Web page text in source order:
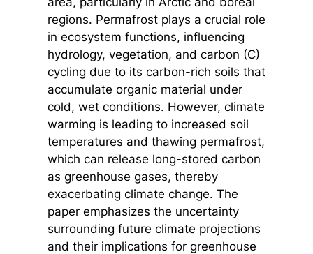
regions. Permafrost plays a crucial role
in ecosystem functions, influencing
hydrology, vegetation, and carbon (C)
cycling due to its carbon-rich soils that
accumulate organic material under
cold, wet conditions. However, climate
warming is leading to increased soil
temperatures and thawing permafrost,
which can release long-stored carbon
as greenhouse gases, thereby
exacerbating climate change. The
paper emphasizes the uncertainty
surrounding future climate projections
and their implications for greenhouse